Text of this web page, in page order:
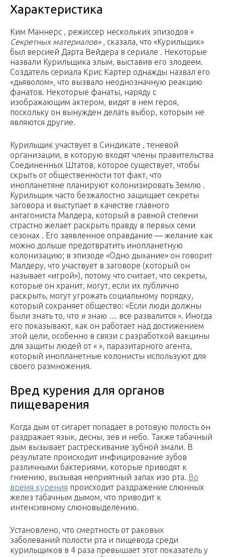
Характеристика
Ким Маннерс , режиссер нескольких эпизодов «
Секретных материалов» , сказала, что «Курильщик»
был версией Дарта Вейдера в сериале . Некоторые
назвали Курильщика злым, выставив его злодеем.
Создатель сериала Крис Картер однажды назвал его
«дьяволом», что вызвало неоднозначную реакцию
фанатов. Некоторые фанаты, наряду с
изображающим актером, видят в нем героя,
поскольку он вынужден делать выбор, которым не
являются другие.
Курильщик участвует в Синдикате , теневой
организации, в которую входят члены правительства
Соединенных Штатов, которое существует, чтобы
скрыть от общественности тот факт, что
инопланетяне планируют колонизировать Землю .
Курильщик часто безжалостно защищает секреты
заговора и выступает в качестве главного
антагониста Малдера, который в равной степени
страстно желает раскрыть правду в первых семи
сезонах . Его заявленное оправдание — желание как
можно дольше предотвратить инопланетную
колонизацию; в эпизоде ​​«Одно дыхание» он говорит
Малдеру, что участвует в заговоре (который он
называет «игрой»), потому что считает, что секреты,
которые он хранит, могут, если их публично
раскрыть, могут угрожать социальному порядку,
который сохраняет общество: «Если люди должны
были знать то, что я знаю … все развалится ». Иногда
его показывают, как он работает над достижением
этой цели, особенно в связи с разработкой вакцины
для защиты людей от « », паразитарного агента,
который инопланетные колонисты используют для
своего размножения.
Вред курения для органов
пищеварения
Когда дым от сигарет попадает в ротовую полость он
раздражает язык, десны, зев и небо. Также табачный
дым вызывает растрескивание зубной эмали. В
результате происходит инфицирование зубов
различными бактериями, которые приводят к
гниению, вызывая неприятный запах изо рта. Во
время курения происходит раздражение слюнных
желез табачным дымом, что приводит к
интенсивному слюновыделению.
Установлено, что смертность от раковых
заболеваний полости рта и пищевода среди
курильщиков в 4 раза превышает этот показатель у